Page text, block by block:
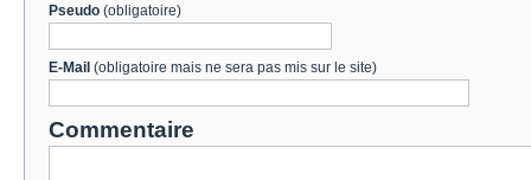
Pseudo (obligatoire)
E-Mail (obligatoire mais ne sera pas mis sur le site)
Commentaire